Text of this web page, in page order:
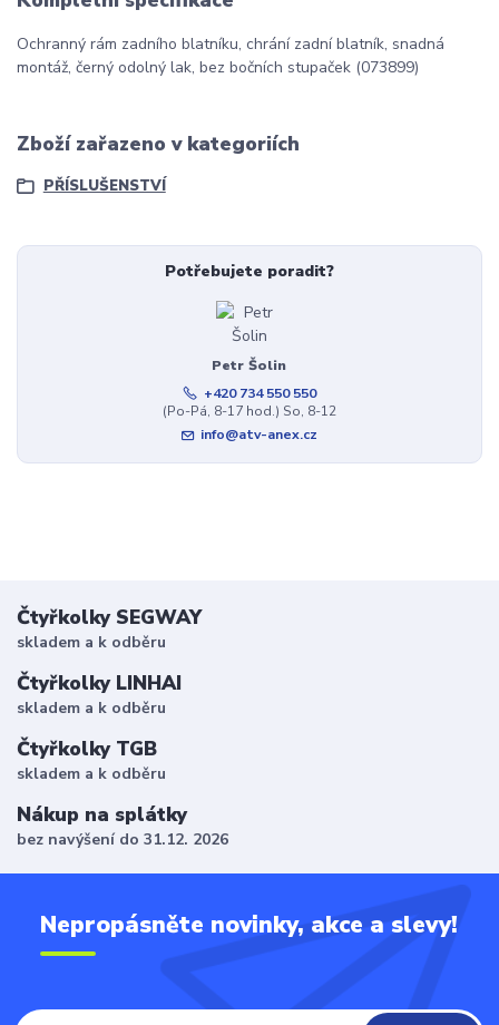
Ochranný rám zadního blatníku, chrání zadní blatník, snadná
montáž, černý odolný lak, bez bočních stupaček (073899)
Zboží zařazeno v kategoriích
PŘÍSLUŠENSTVÍ
Potřebujete poradit?
Petr Šolin
+420 734 550 550
(Po-Pá, 8-17 hod.) So, 8-12
info@atv-anex.cz
Čtyřkolky SEGWAY
skladem a k odběru
Čtyřkolky LINHAI
skladem a k odběru
Čtyřkolky TGB
skladem a k odběru
Nákup na splátky
bez navýšení do 31.12. 2026
Nepropásněte novinky, akce a slevy!